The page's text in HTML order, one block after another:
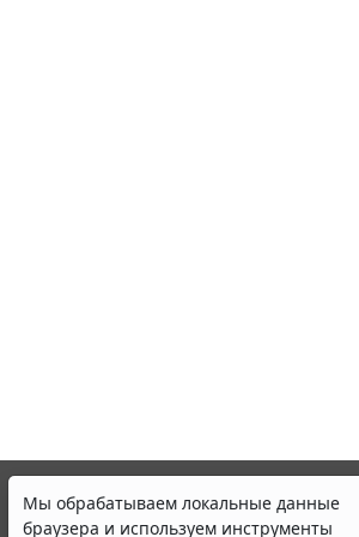
Мы обрабатываем локальные данные
браузера и используем инструменты
© ООО "НПП "ГАРАНТ-СЕРВИС", 2026.